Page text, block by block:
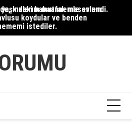
babaannemle evlendi.
kızlarım mutfak masasının
koydular ve benden
istediler.